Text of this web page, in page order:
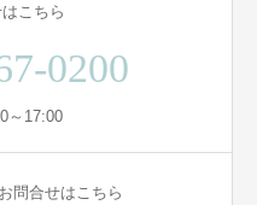
こちら
0200
～17:00
問合せはこちら